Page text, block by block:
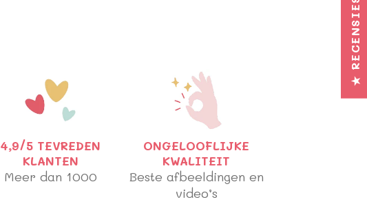
4,9/5 TEVREDEN
KLANTEN
Meer dan 1000
ONGELOOFLIJKE
KWALITEIT
Beste afbeeldingen en
video’s
★ RECENSIES